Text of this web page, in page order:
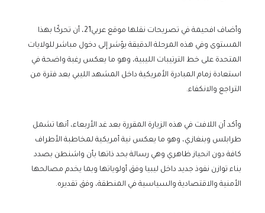
وأضاف افحيمة في تصريحات نقلها موقع عربي21، أن تحركًا بهذا
المستوى وفي هذه المرحلة الدقيقة يؤشر إلى دخول مباشر للولايات
المتحدة على خط الترتيبات الليبية، وهو ما يعكس رغبة واضحة في
استعادة زمام المبادرة الأمريكية داخل المشهد الليبي بعد فترة من
التراجع والانكفاء.
وأكد أن اللافت في هذه الزيارة المقررة بعد غد الأربعاء، أنها تشمل
طرابلس وبنغازي، وهو ما يعكس نية أمريكية لمخاطبة الأطراف
كافة دون انحياز ظاهري وهي رسالة بحد ذاتها بأن واشنطن بصدد
بناء توازن نفوذ جديد داخل ليبيا وفق أولوياتها وبما يخدم مصالحها
الأمنية والاقتصادية والسياسية في المنطقة، وفق تقديره.